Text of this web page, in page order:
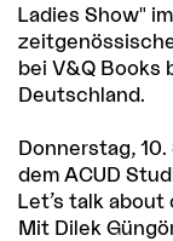
Ladies Show"
bei V&Q Books
Deutschland.
Donnerstag,
dem ACUD
Let’s talk
Mit Dilek